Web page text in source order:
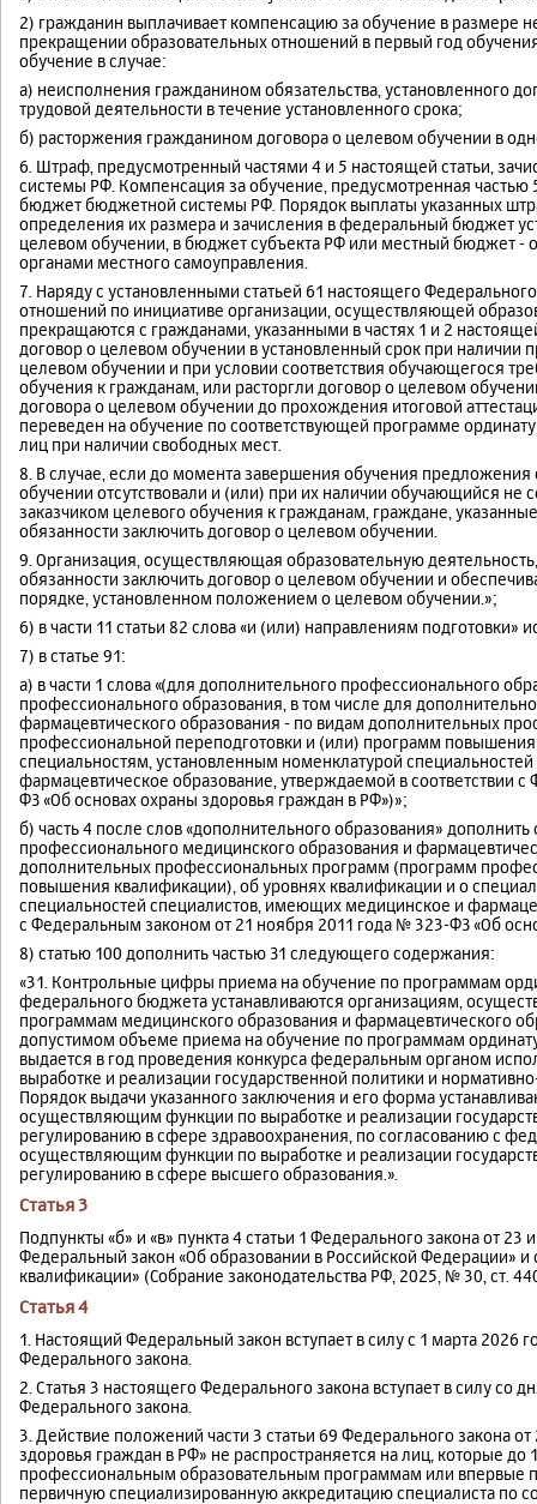
2) гражданин выплачивает компенсацию за обучение в размере
прекращении образовательных отношений в первый год
обучение в случае:
а) неисполнения гражданином обязательства, установленного
трудовой деятельности в течение установленного срока;
б) расторжения гражданином договора о целевом обучении в
6. Штраф, предусмотренный частями 4 и 5 настоящей статьи,
системы РФ. Компенсация за обучение, предусмотренная частью
бюджет бюджетной системы РФ. Порядок выплаты указанных
определения их размера и зачисления в федеральный бюджет
целевом обучении, в бюджет субъекта РФ или местный бюджет -
органами местного самоуправления.
7. Наряду с установленными статьей 61 настоящего
отношений по инициативе организации, осуществляющей
прекращаются с гражданами, указанными в частях 1 и 2
договор о целевом обучении в установленный срок при
целевом обучении и при условии соответствия обучающегося
обучения к гражданам, или расторгли договор о целевом
договора о целевом обучении до прохождения итоговой
переведен на обучение по соответствующей программе
лиц при наличии свободных мест.
8. В случае, если до момента завершения обучения
обучении отсутствовали и (или) при их наличии обучающийся не
заказчиком целевого обучения к гражданам, граждане,
обязанности заключить договор о целевом обучении.
9. Организация, осуществляющая образовательную
обязанности заключить договор о целевом обучении и
порядке, установленном положением о целевом обучении.»;
6) в части 11 статьи 82 слова «и (или) направлениям подготовки»
7) в статье 91:
а) в части 1 слова «(для дополнительного профессионального
профессионального образования, в том числе для
фармацевтического образования - по видам дополнительных
профессиональной переподготовки и (или) программ
специальностям, установленным номенклатурой
фармацевтическое образование, утверждаемой в соответствии
ФЗ «Об основах охраны здоровья граждан в РФ»)»;
б) часть 4 после слов «дополнительного образования»
профессионального медицинского образования и
дополнительных профессиональных программ (программ
повышения квалификации), об уровнях квалификации и о
специальностей специалистов, имеющих медицинское и
с Федеральным законом от 21 ноября 2011 года № 323-ФЗ «Об
8) статью 100 дополнить частью З1 следующего содержания:
«31. Контрольные цифры приема на обучение по программам
федерального бюджета устанавливаются организациям,
программам медицинского образования и фармацевтического
допустимом объеме приема на обучение по программам
выдается в год проведения конкурса федеральным органом
выработке и реализации государственной политики и
Порядок выдачи указанного заключения и его форма
осуществляющим функции по выработке и реализации
регулированию в сфере здравоохранения, по согласованию с
осуществляющим функции по выработке и реализации
регулированию в сфере высшего образования.».
Статья 3
Подпункты «б» и «в» пункта 4 статьи 1 Федерального закона от
Федеральный закон «Об образовании в Российской Федерации»
квалификации» (Собрание законодательства РФ, 2025, № 30, ст.
Статья 4
1. Настоящий Федеральный закон вступает в силу с 1 марта 2026
Федерального закона.
2. Статья 3 настоящего Федерального закона вступает в силу со
Федерального закона.
3. Действие положений части 3 статьи 69 Федерального закона
здоровья граждан в РФ» не распространяется на лиц, которые
профессиональным образовательным программам или впервые
первичную специализированную аккредитацию специалиста по